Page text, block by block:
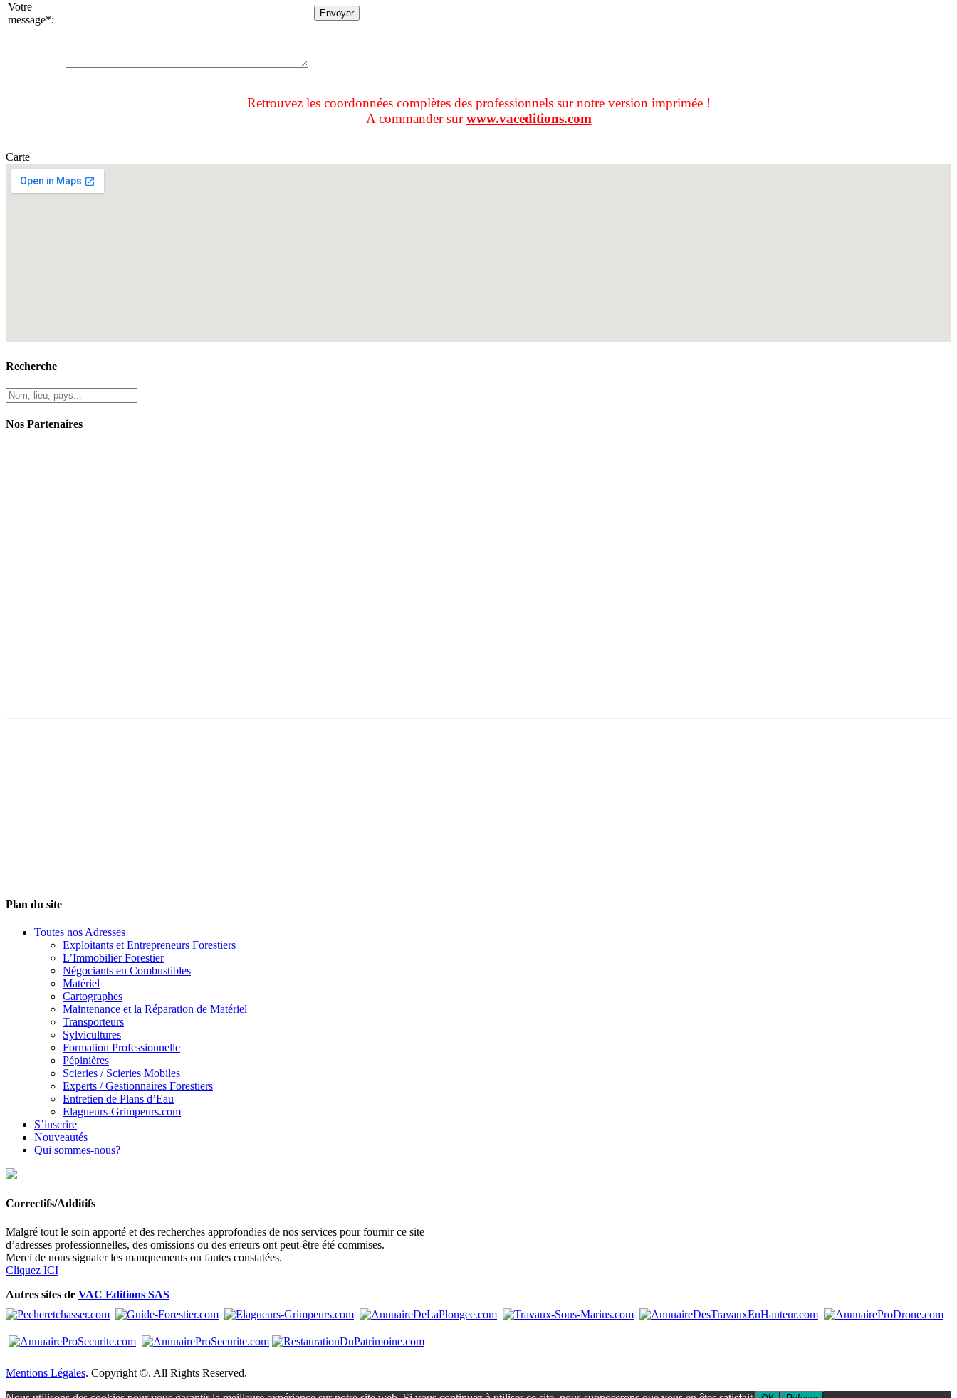
Votre
message*:
Retrouvez les coordonnées complètes des professionnels sur notre version imprimée !
A commander surwww.vaceditions.com
Carte
Recherche
Nos Partenaires
Plan du site
Toutes nos Adresses
Exploitants et Entrepreneurs Forestiers
L’Immobilier Forestier
Négociants en Combustibles
Matériel
Cartographes
Maintenance et la Réparation de Matériel
Transporteurs
Sylvicultures
Formation Professionnelle
Pépinières
Scieries / Scieries Mobiles
Experts / Gestionnaires Forestiers
Entretien de Plans d’Eau
Elagueurs-Grimpeurs.com
S’inscrire
Nouveautés
Qui sommes-nous?
Correctifs/Additifs
Malgré tout le soin apporté et des recherches approfondies de nos services pour fournir ce site
d’adresses professionnelles, des omissions ou des erreurs ont peut-être été commises.
Merci de nous signaler les manquements ou fautes constatées.
Cliquez ICI
Autres sites de VAC Editions SAS
Mentions Légales. Copyright ©. All Rights Reserved.